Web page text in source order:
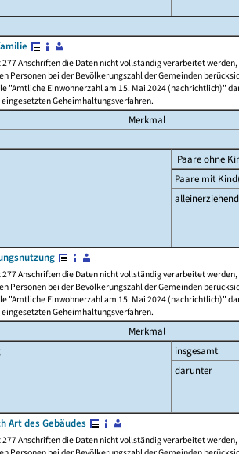
Anschriften die Daten nicht vollständig verarbeitet
Personen bei der Bevölkerungszahl der Gemeinden
"Amtliche Einwohnerzahl am 15. Mai 2024 (nachrichtlich)"
Geheimhaltungsverfahren.
Merkmal
Paare ohne
Paare mit
Anschriften die Daten nicht vollständig verarbeitet
Personen bei der Bevölkerungszahl der Gemeinden
"Amtliche Einwohnerzahl am 15. Mai 2024 (nachrichtlich)"
Geheimhaltungsverfahren.
Merkmal
insgesamt
darunter
Art des Gebäudes
Anschriften die Daten nicht vollständig verarbeitet